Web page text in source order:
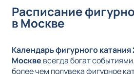
Расписание
в Москве
Календарь фигурного
Москве всегда богат
более чем полувека фигурное